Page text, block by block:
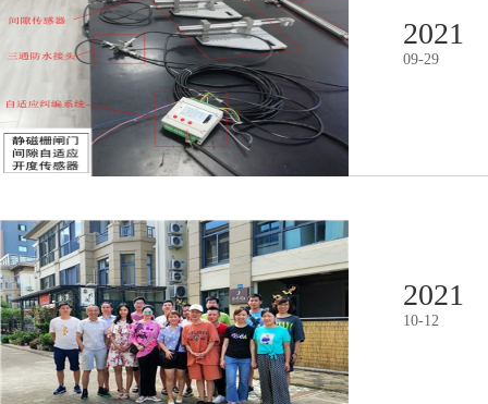
2021
09-29
2021
10-12